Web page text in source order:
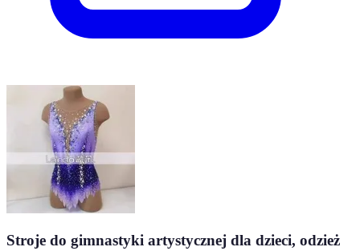
Stroje do gimnastyki artystycznej dla dzieci, odzież